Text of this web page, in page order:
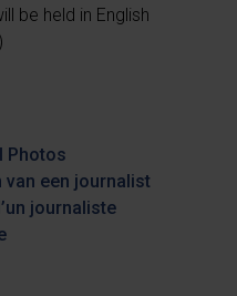
be held in English
Photos
van een journalist
journaliste